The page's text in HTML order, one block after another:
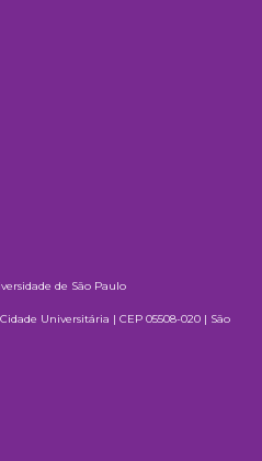
de São Paulo
Universitária | CEP 05508-020 | São